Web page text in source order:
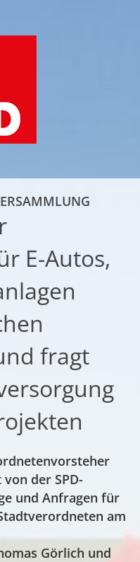
E-Autos,
fragt
der SPD-
und Anfragen für
am
Görlich und